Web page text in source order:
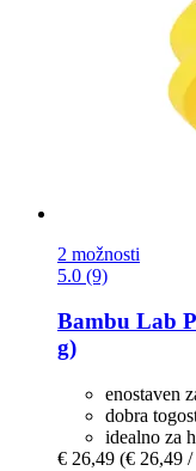
2 možnosti
5.0 (9)
Bambu Lab
g)
enostaven
dobra
idealno za
€ 26,49 (€ 26,49